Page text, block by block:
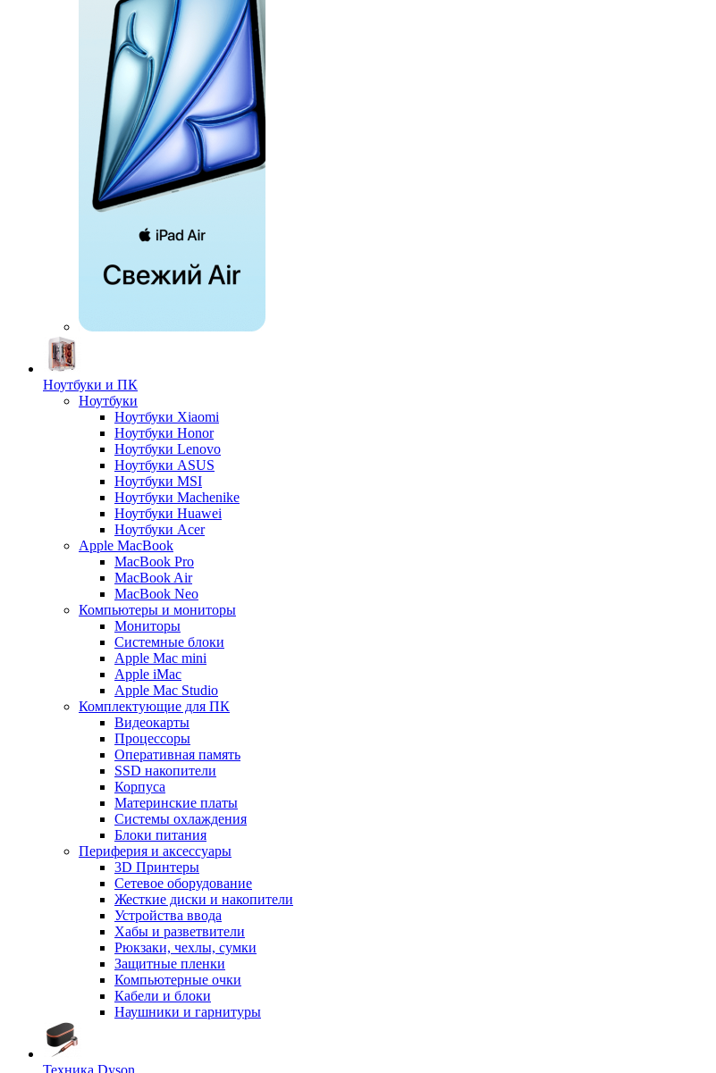
Ноутбуки и ПК
Ноутбуки
Ноутбуки Xiaomi
Ноутбуки Honor
Ноутбуки Lenovo
Ноутбуки ASUS
Ноутбуки MSI
Ноутбуки Machenike
Ноутбуки Huawei
Ноутбуки Acer
Apple MacBook
MacBook Pro
MacBook Air
MacBook Neo
Компьютеры и мониторы
Мониторы
Системные блоки
Apple Mac mini
Apple iMac
Apple Mac Studio
Комплектующие для ПК
Видеокарты
Процессоры
Оперативная память
SSD накопители
Корпуса
Материнские платы
Системы охлаждения
Блоки питания
Периферия и аксессуары
3D Принтеры
Сетевое оборудование
Жесткие диски и накопители
Устройства ввода
Хабы и разветвители
Рюкзаки, чехлы, сумки
Защитные пленки
Компьютерные очки
Кабели и блоки
Наушники и гарнитуры
Техника Dyson